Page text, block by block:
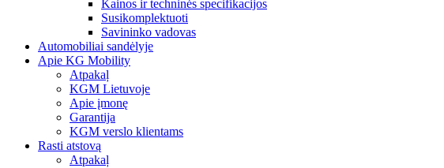
Kainos ir techninės specifikacijos
Susikomplektuoti
Savininko vadovas
Automobiliai sandėlyje
Apie KG Mobility
Atpakaļ
KGM Lietuvoje
Apie įmonę
Garantija
KGM verslo klientams
Rasti atstovą
Atpakaļ